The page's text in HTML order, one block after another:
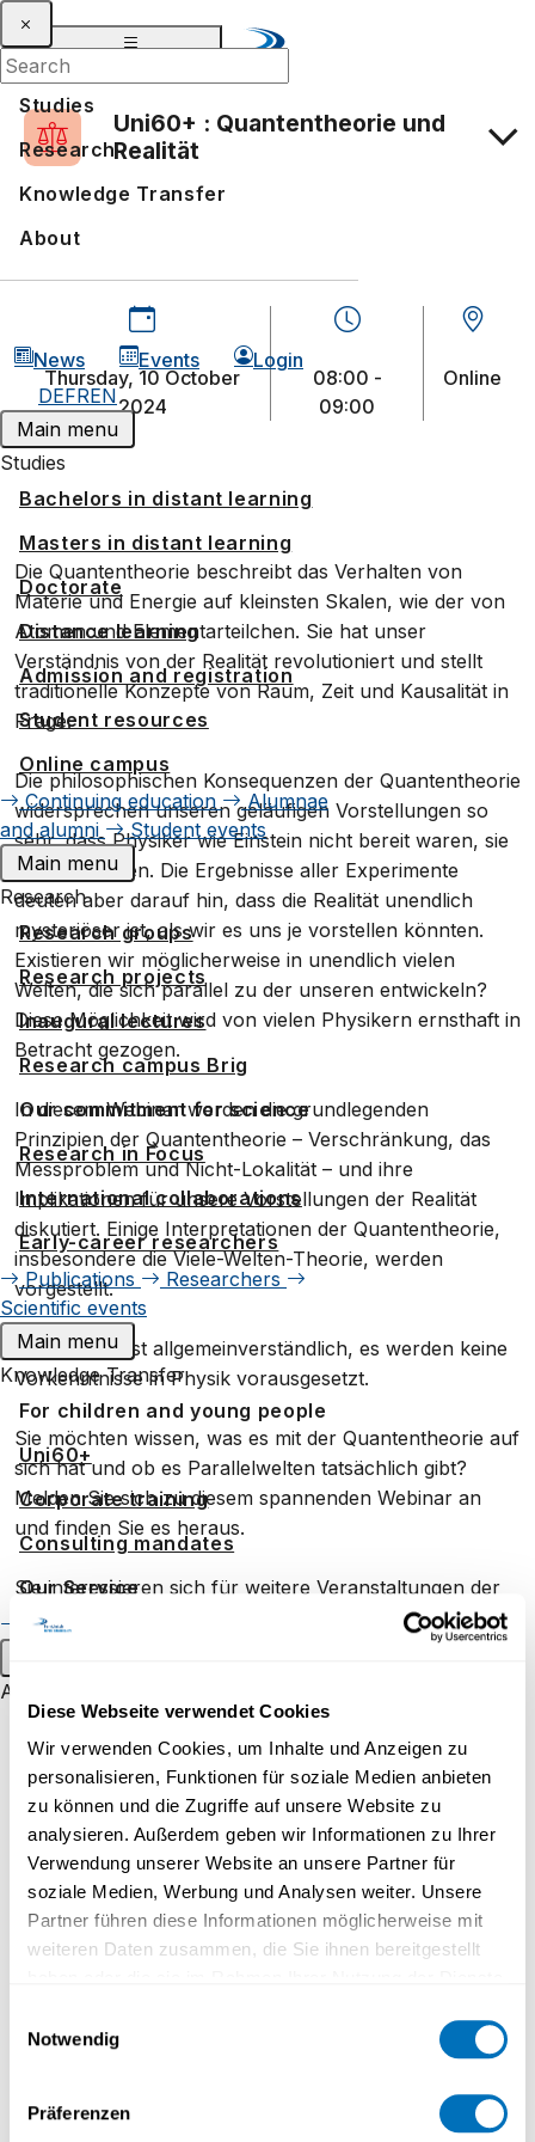
Diese Webseite verwendet Cookies
Wir verwenden Cookies, um Inhalte und Anzeigen zu
personalisieren, Funktionen für soziale Medien anbieten
zu können und die Zugriffe auf unsere Website zu
analysieren. Außerdem geben wir Informationen zu Ihrer
Verwendung unserer Website an unsere Partner für
soziale Medien, Werbung und Analysen weiter. Unsere
Partner führen diese Informationen möglicherweise mit
weiteren Daten zusammen, die Sie ihnen bereitgestellt
Notwendig
Präferenzen
Studies
Research
Knowledge Transfer
About
News Events
Login
DEFREN
Main menu
Studies
Bachelors in distant learning
Masters in distant learning
Doctorate
Distance learning
Admission and registration
Student resources
Online campus
Continuing education
Alumnae
and alumni
Student events
Main menu
Research
Research groups
Research projects
Inaugural lectures
Research campus Brig
Our commitment for science
Research in Focus
International collaborations
Early-career researchers
Publications
Researchers
Scientific events
Main menu
Knowledge Transfer
For children and young people
Uni60+
Corporate training
Consulting mandates
Our Service
Public events
About
Strategy
Recognised Qualifications
Espace media
Work at UniDistance Suisse
Faculty
Faculty of Business and
Faculty of History
Uni60+ : Quantentheorie und
Realität
Thursday, 10 October
2024
08:00 -
09:00
Online
Die Quantentheorie beschreibt das Verhalten von
Materie und Energie auf kleinsten Skalen, wie der von
Atomen und Elementarteilchen. Sie hat unser
Verständnis von der Realität revolutioniert und stellt
traditionelle Konzepte von Raum, Zeit und Kausalität in
Frage.
Die philosophischen Konsequenzen der Quantentheorie
widersprechen unseren geläufigen Vorstellungen so
sehr, dass Physiker wie Einstein nicht bereit waren, sie
zu akzeptieren. Die Ergebnisse aller Experimente
deuten aber darauf hin, dass die Realität unendlich
mysteriöser ist, als wir es uns je vorstellen könnten.
Existieren wir möglicherweise in unendlich vielen
Welten, die sich parallel zu der unseren entwickeln?
Diese Möglichkeit wird von vielen Physikern ernsthaft in
Betracht gezogen.
In diesem Webinar werden die grundlegenden
Prinzipien der Quantentheorie – Verschränkung, das
Messproblem und Nicht-Lokalität – und ihre
Implikationen für unsere Vorstellungen der Realität
diskutiert. Einige Interpretationen der Quantentheorie,
insbesondere die Viele-Welten-Theorie, werden
vorgestellt.
Der Vortrag ist allgemeinverständlich, es werden keine
Vorkenntnisse in Physik vorausgesetzt.
Sie möchten wissen, was es mit der Quantentheorie auf
sich hat und ob es Parallelwelten tatsächlich gibt?
Melden Sie sich zu diesem spannenden Webinar an
und finden Sie es heraus.
Sie interessieren sich für weitere Veranstaltungen der
Uni60+? Das vollständige Veranstaltungsprogramm
REFERENT
Reinen Mathematik an der Universität Bern. Er